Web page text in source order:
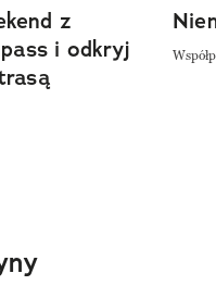
z
i odkryj